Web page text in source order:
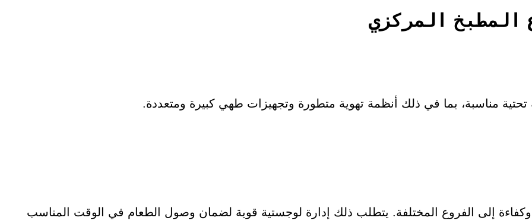
المطبخ المركزي
مناسبة، بما في ذلك أنظمة تهوية متطورة وتجهيزات طهي كبيرة ومتعددة.
وكفاءة إلى الفروع المختلفة. يتطلب ذلك إدارة لوجستية قوية لضمان وصول الطعام في الوقت المناسب